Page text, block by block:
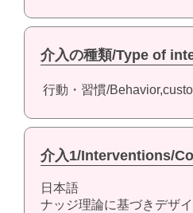
介入の種類/Type of
行動・習慣/
介入1/Interventions/
日本語
ナッジ理論に基づきデザ